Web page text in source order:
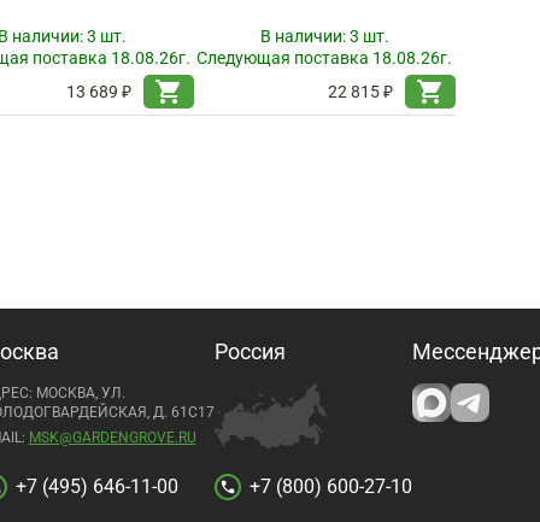
наличии:3 шт.
поставка 18.08.26г.
13 689 ₽
shopping_cart
В наличии:3 шт.
Следующая поставка 18.08.26г.
22 815 ₽
shopping_cart
МОСКВА, УЛ.
Д. 61С17
MSK@GARDENGROVE.RU
+7 (495) 646-11-00
Россия
call +7 (800) 600-27-10